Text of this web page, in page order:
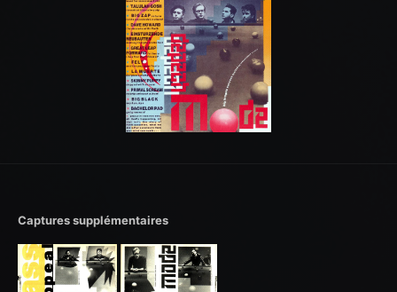
Captures supplémentaires